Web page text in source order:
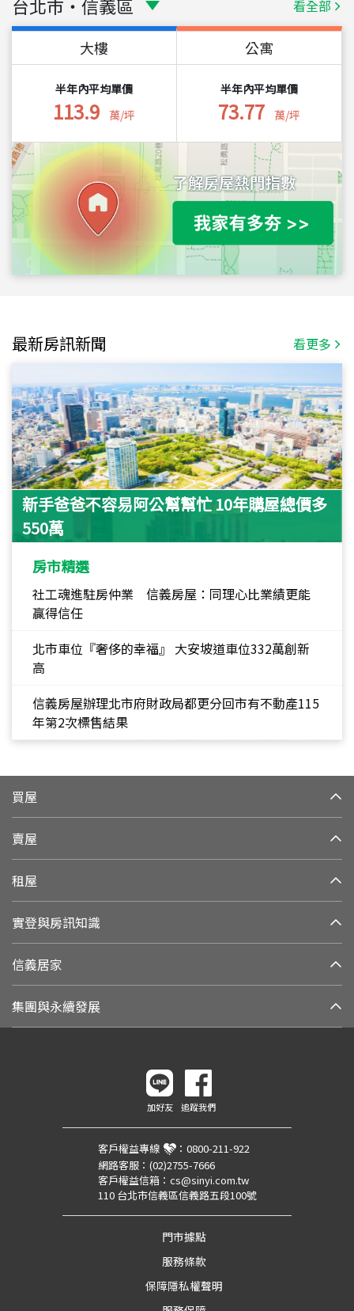
台北市 ・ 信義區 看全部
大樓
半年內平均單價
113.9 萬/坪
公寓
半年內平均單價
73.77 萬/坪
最新房訊新聞 看更多
新手爸爸不容易阿公幫幫忙 10年購屋總價多
550萬
房市精選
社工魂進駐房仲業 信義房屋：同理心比業績更能
贏得信任
北市車位『奢侈的幸福』 大安坡道車位332萬創新
高
信義房屋辦理北市府財政局都更分回市有不動產115
年第2次標售結果
買屋
賣屋
租屋
實登與房訊知識
信義居家
集團與永續發展
加好友 追蹤我們
客戶權益專線 ： 0800-211-922
網路客服： (02)2755-7666
客戶權益信箱： cs@sinyi.com.tw
110 台北市信義區信義路五段100號
門市據點
服務條款
保障隱私權聲明